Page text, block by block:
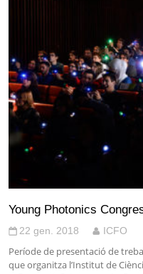
Young Photonics
22 gen. 2018 ICFO
Període de presentació de
que organitza l’Institut de